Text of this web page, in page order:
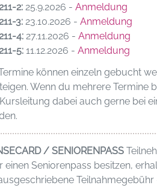
2: 25.9.2026 - Anmeldung
3: 23.10.2026 - Anmeldung
4: 27.11.2026 - Anmeldung
5: 11.12.2026 - Anmeldung
können einzeln gebucht
Wenn du mehrere Termine
dabei auch gerne bei
/ SENIORENPASS
einen Seniorenpass besitzen,